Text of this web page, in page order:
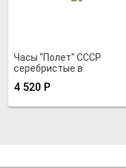
Часы "Полет" СССР
серебристые в
4 520 Р